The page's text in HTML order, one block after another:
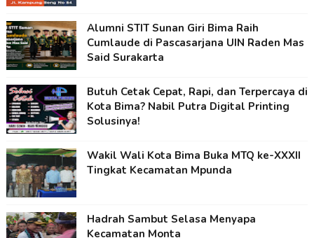
Alumni STIT Sunan Giri Bima Raih
Cumlaude di Pascasarjana UIN Raden Mas
Said Surakarta
Butuh Cetak Cepat, Rapi, dan Terpercaya di
Kota Bima? Nabil Putra Digital Printing
Solusinya!
Wakil Wali Kota Bima Buka MTQ ke-XXXII
Tingkat Kecamatan Mpunda
Hadrah Sambut Selasa Menyapa
Kecamatan Monta